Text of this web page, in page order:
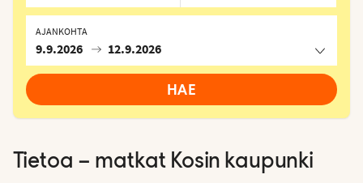
AJANKOHTA
9.9.2026 12.9.2026
HAE
Tietoa – matkat Kosin kaupunki